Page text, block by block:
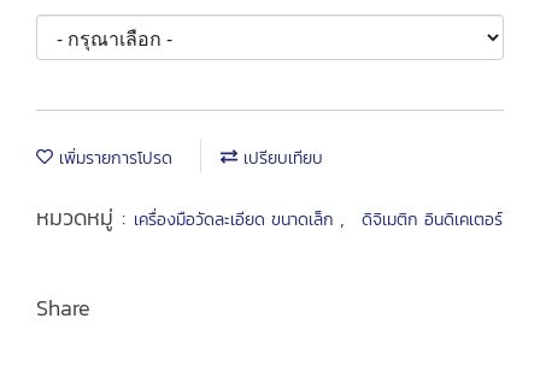
เพิ่มรายการโปรด เปรียบเทียบ
หมวดหมู่ : เครื่องมือวัดละเอียด ขนาดเล็ก , ดิจิเมติก อินดิเคเตอร์
Share